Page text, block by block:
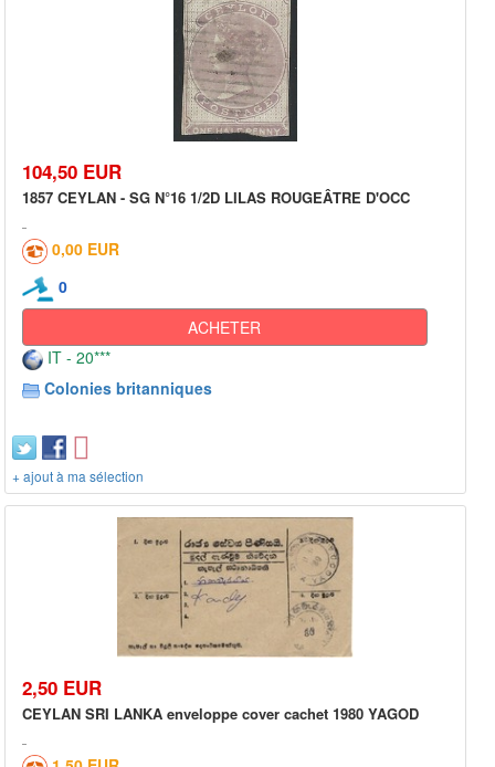
104,50 EUR
1857 CEYLAN - SG N°16 1/2D LILAS ROUGEÂTRE D'OCC
0,00 EUR
0
ACHETER
IT - 20***
Colonies britanniques
+ ajout à ma sélection
2,50 EUR
CEYLAN SRI LANKA enveloppe cover cachet 1980 YAGOD